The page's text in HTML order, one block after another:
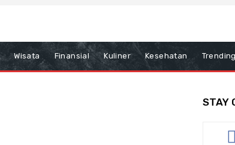
Wisata Finansial Kuliner Kesehatan Trending
STAY